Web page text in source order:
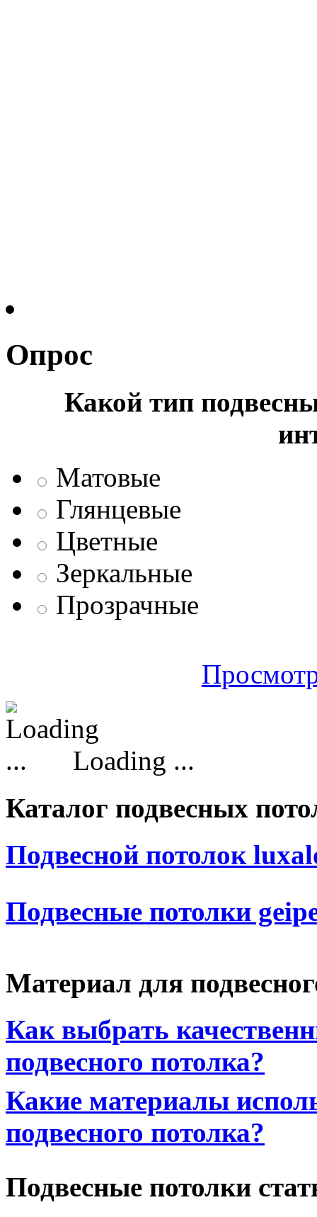
Опрос
Какой тип
Матовые
Глянцевые
Цветные
Зеркальные
Прозрачные
Loading ...
Каталог подвесных
Подвесной потолок
Подвесные потолки
Материал для
Как выбрать
подвесного потолка?
Какие материалы
подвесного потолка?
Подвесные потолки